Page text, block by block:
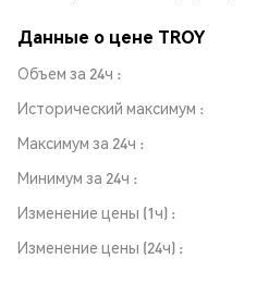
Данные о цене TROY
Объем за 24ч
Исторический максимум
Максимум за 24ч
Минимум за 24ч
Изменение цены (1ч)
Изменение цены (24ч)